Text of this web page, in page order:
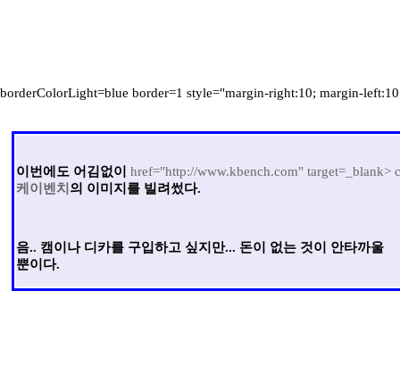
borderColorLight=blue border=1 style="margin-right:10; margin-
이번에도 어김없이 href="http://www.kbench.com" target=_blank>
케이벤치 의 이미지를 빌려썼다.
음.. 캠이나 디카를 구입하고 싶지만... 돈이 없는 것이 안타까울
뿐이다.